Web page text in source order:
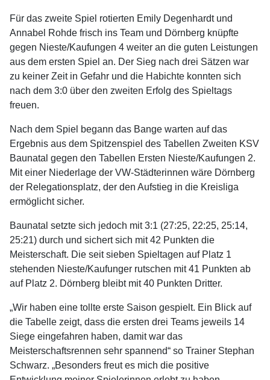
Für das zweite Spiel rotierten Emily Degenhardt und
Annabel Rohde frisch ins Team und Dörnberg knüpfte
gegen Nieste/Kaufungen 4 weiter an die guten Leistungen
aus dem ersten Spiel an. Der Sieg nach drei Sätzen war
zu keiner Zeit in Gefahr und die Habichte konnten sich
nach dem 3:0 über den zweiten Erfolg des Spieltags
freuen.
Nach dem Spiel begann das Bange warten auf das
Ergebnis aus dem Spitzenspiel des Tabellen Zweiten KSV
Baunatal gegen den Tabellen Ersten Nieste/Kaufungen 2.
Mit einer Niederlage der VW-Städterinnen wäre Dörnberg
der Relegationsplatz, der den Aufstieg in die Kreisliga
ermöglicht sicher.
Baunatal setzte sich jedoch mit 3:1 (27:25, 22:25, 25:14,
25:21) durch und sichert sich mit 42 Punkten die
Meisterschaft. Die seit sieben Spieltagen auf Platz 1
stehenden Nieste/Kaufunger rutschen mit 41 Punkten ab
auf Platz 2. Dörnberg bleibt mit 40 Punkten Dritter.
„Wir haben eine tollte erste Saison gespielt. Ein Blick auf
die Tabelle zeigt, dass die ersten drei Teams jeweils 14
Siege eingefahren haben, damit war das
Meisterschaftsrennen sehr spannend“ so Trainer Stephan
Schwarz. „Besonders freut es mich die positive